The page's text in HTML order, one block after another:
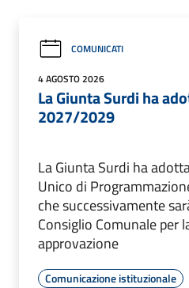
COMUNICATI
4 AGOSTO 2026
La Giunta Surdi ha
2027/2029
La Giunta Surdi ha
Unico di
che successivamente
Consiglio Comunale per
approvazione
Comunicazione istituzionale